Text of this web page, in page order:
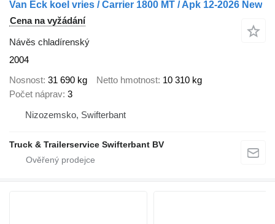
Van Eck koel vries / Carrier 1800 MT / Apk 12-2026 New
Cena na vyžádání
Návěs chladírenský
2004
Nosnost 31 690 kg Netto hmotnost 10 310 kg
Počet náprav 3
Nizozemsko, Swifterbant
Truck & Trailerservice Swifterbant BV